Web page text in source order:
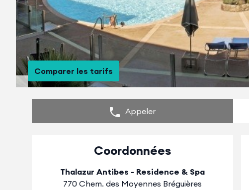
Comparer les tarifs
Appeler
Coordonnées
Thalazur Antibes - Residence & Spa
770 Chem. des Moyennes Bréguières